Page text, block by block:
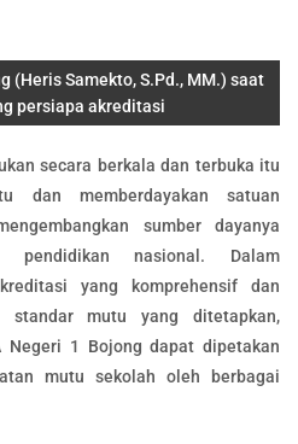
(Heris Samekto, S.Pd., MM.) saat
persiapa akreditasi
secara berkala dan terbuka itu
dan memberdayakan satuan
sumber dayanya
pendidikan nasional. Dalam
yang komprehensif dan
standar mutu yang ditetapkan,
Negeri 1 Bojong dapat dipetakan
mutu sekolah oleh berbagai